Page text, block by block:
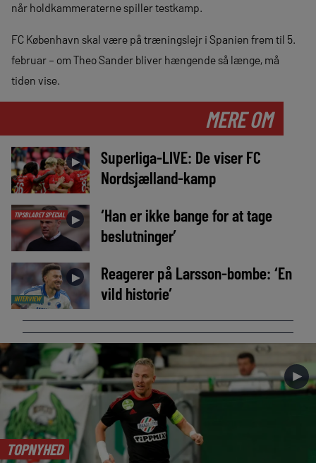
når holdkammeraterne spiller testkamp.
FC København skal være på træningslejr i Spanien frem til 5.
februar – om Theo Sander bliver hængende så længe, må
tiden vise.
MERE OM
►
Superliga-LIVE: De viser FC
Nordsjælland-kamp
TIPSBLADET SPECIAL ►
‘Han er ikke bange for at tage
beslutninger’
INTERVIEW
►
Reagerer på Larsson-bombe: ‘En
vild historie’
TOPNYHED
►